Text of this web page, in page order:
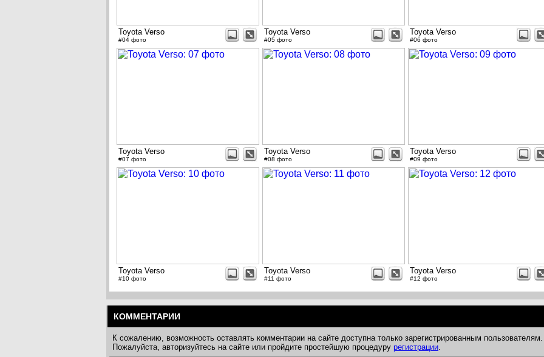
Toyota Verso
#04 фото
Toyota Verso
#05 фото
Toyota Verso
#06 фото
Toyota Verso
#07 фото
Toyota Verso
#08 фото
Toyota Verso
#09 фото
Toyota Verso
#10 фото
Toyota Verso
#11 фото
Toyota Verso
#12 фото
КОММЕНТАРИИ
К сожалению, возможность оставлять комментарии на сайте доступна только зарегистрированным пользователям.
Пожалуйста, авторизуйтесь на сайте или пройдите простейшую процедуру регистрации.